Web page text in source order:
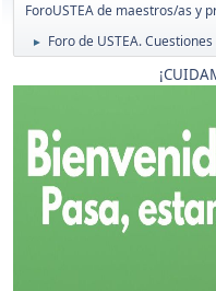
ForoUSTEA de maestros/as y
► Foro de USTEA.